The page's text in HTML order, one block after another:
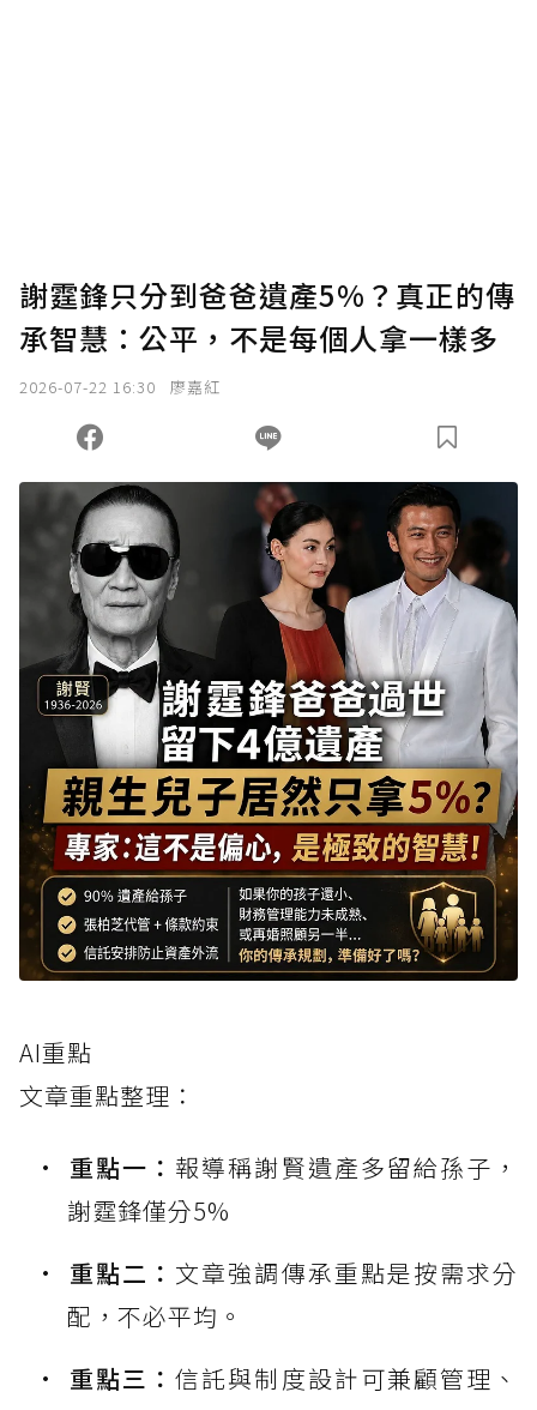
謝霆鋒只分到爸爸遺產5%？真正的傳
承智慧：公平，不是每個人拿一樣多
2026-07-22 16:30 廖嘉紅
AI重點
文章重點整理：
重點一： 報導稱謝賢遺產多留給孫子，
謝霆鋒僅分5%
重點二： 文章強調傳承重點是按需求分
配，不必平均。
重點三：信託與制度設計可兼顧管理、